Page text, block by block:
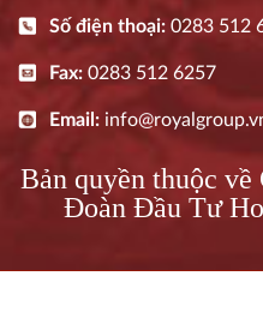
Số điện thoại: 0283 512
Fax: 0283 512 6257
Email:
Bản quyền thuộc về
Đoàn Đầu Tư